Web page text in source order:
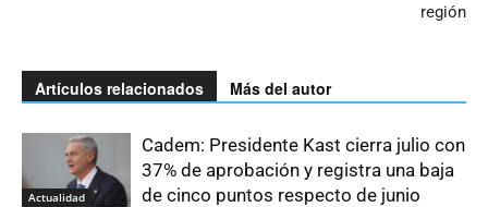
región
Artículos relacionados Más del autor
Actualidad
Cadem: Presidente Kast cierra julio con
37% de aprobación y registra una baja
de cinco puntos respecto de junio